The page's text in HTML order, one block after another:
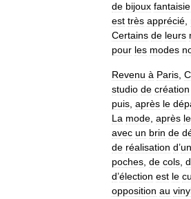
de bijoux fantaisie
est très apprécié
Certains de leurs
pour les modes
Revenu à Paris
studio de création
puis après le
La mode après
avec un brin de
de réalisation d’
poches de cols
d’élection est le
opposition au